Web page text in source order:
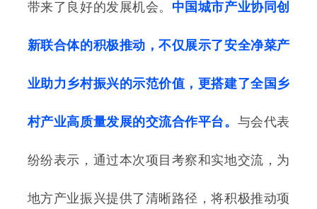
带来了良好的发展机会。 中国城市产业协同创
新联合体的积极推动，不仅展示了安全净菜产
业助力乡村振兴的示范价值，更搭建了全国乡
村产业高质量发展的交流合作平台。 与会代表
纷纷表示，通过本次项目考察和实地交流，为
地方产业振兴提供了清晰路径，将积极推动项